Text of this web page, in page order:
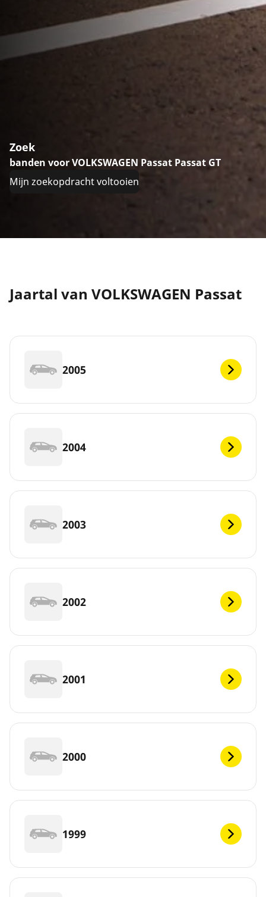
Zoek
banden voor VOLKSWAGEN Passat Passat GT
Mijn zoekopdracht voltooien
Jaartal van VOLKSWAGEN Passat
2005
2004
2003
2002
2001
2000
1999